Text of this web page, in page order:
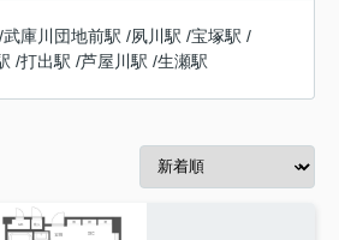
/武庫川団地前駅 /夙川駅 /宝塚駅 /
/打出駅 /芦屋川駅 /生瀬駅